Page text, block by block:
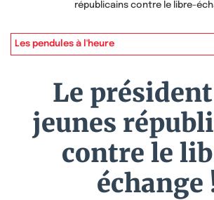
républicains contre le libre-
Les pendules à l'heure
Le
jeunes
contre le
échange